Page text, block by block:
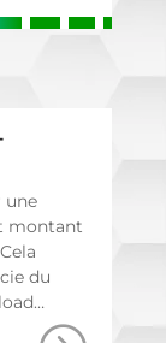
une
montant
du